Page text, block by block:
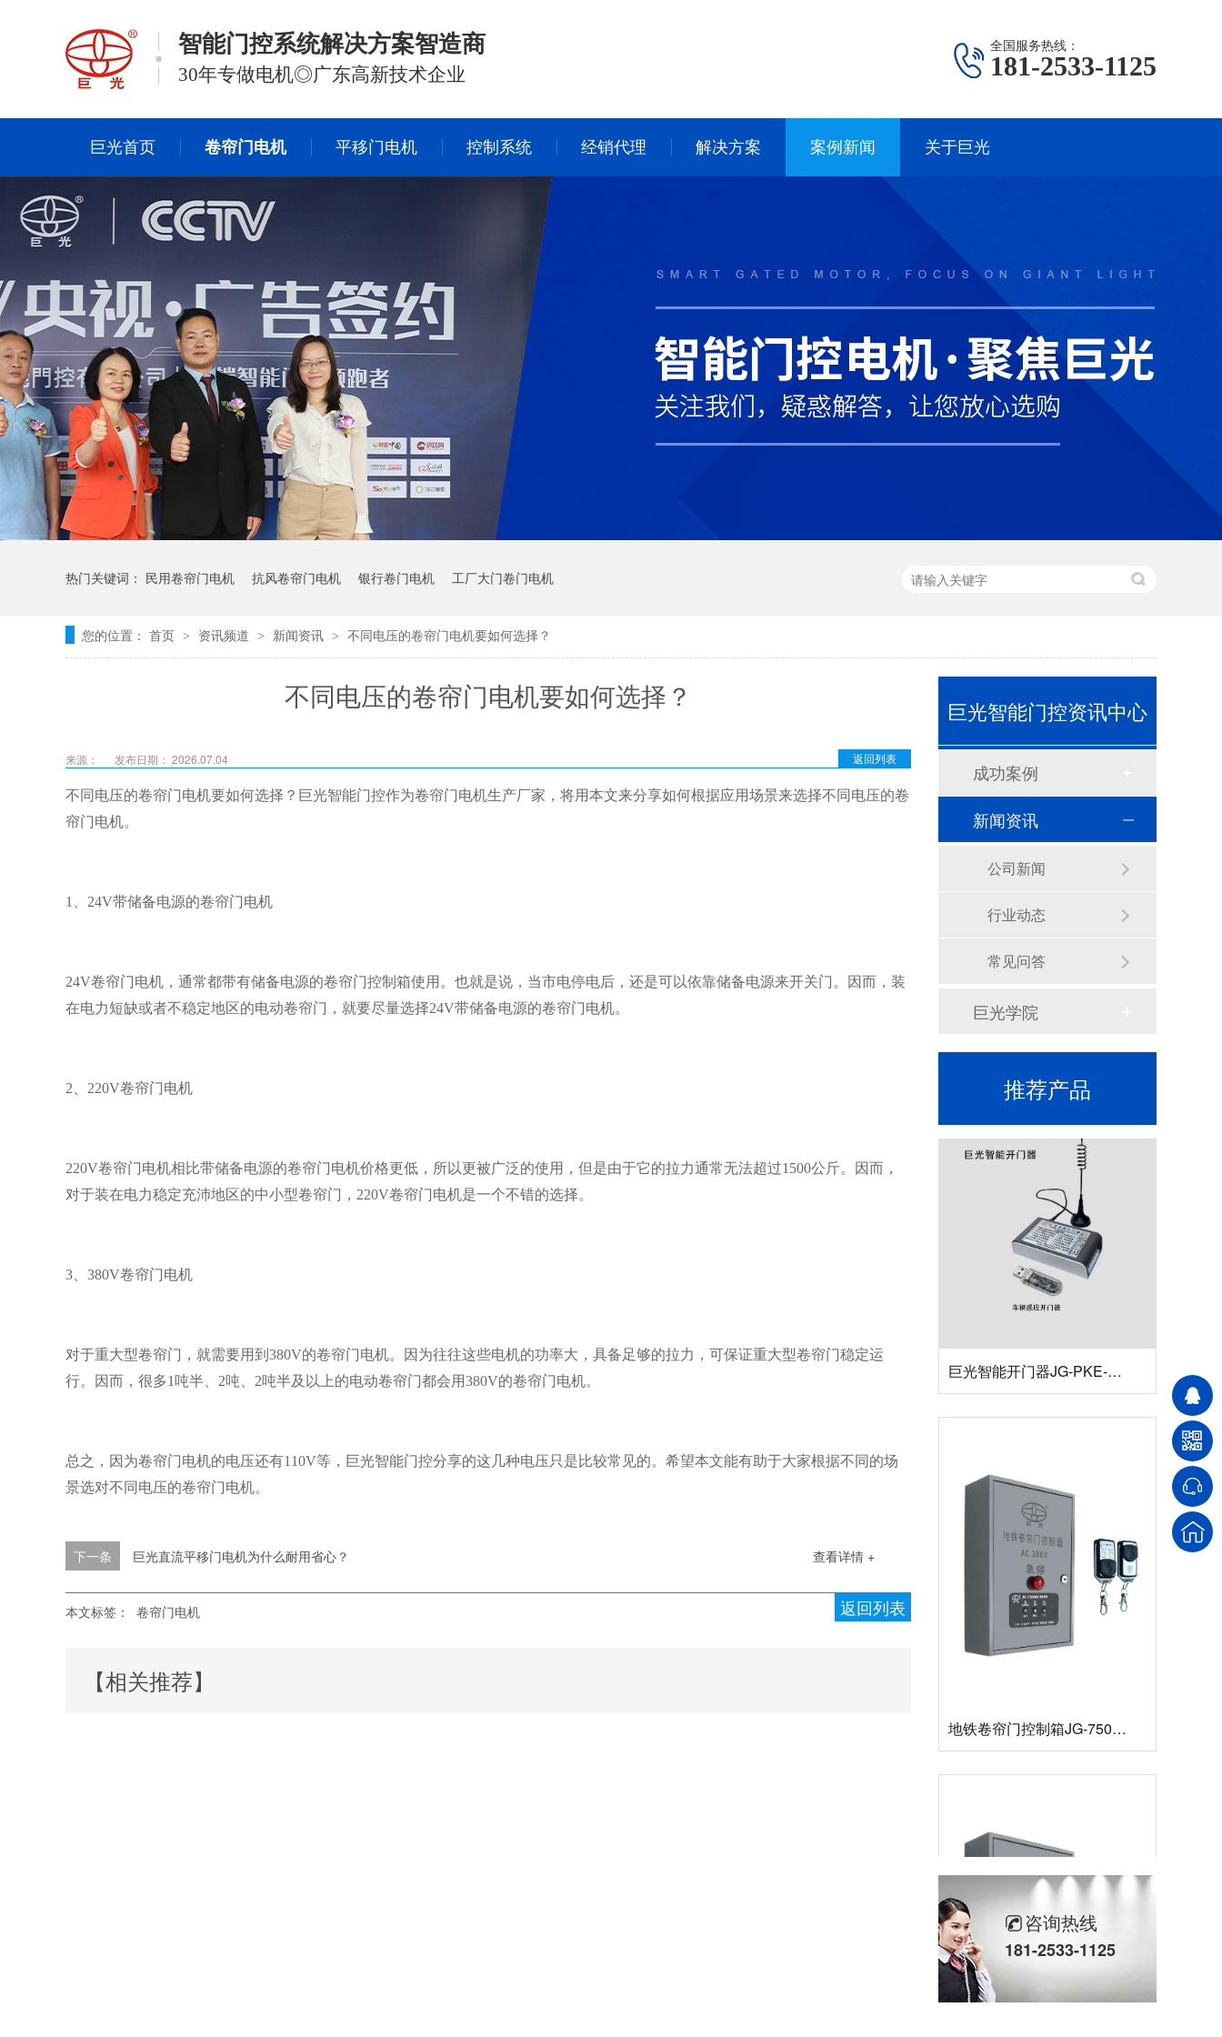
智能门控系统解决方案智造商
30年专做电机◎广东高新技术企业
全国服务热线：
181-2533-1125
巨光首页 卷帘门电机 平移门电机 控制系统 经销代理 解决方案 案例新闻 关于巨光
热门关键词： 民用卷帘门电机 抗风卷帘门电机 银行卷门电机 工厂大门卷门电机
您的位置： 首页 > 资讯频道 > 新闻资讯 > 不同电压的卷帘门电机要如何选择？
不同电压的卷帘门电机要如何选择？
返回列表
来源： 发布日期： 2026.07.04
不同电压的卷帘门电机要如何选择？巨光智能门控作为卷帘门电机生产厂家，将用本文来分享如何根据应用场景来选择不同电压的卷
帘门电机。
1、24V带储备电源的卷帘门电机
24V卷帘门电机，通常都带有储备电源的卷帘门控制箱使用。也就是说，当市电停电后，还是可以依靠储备电源来开关门。因而，装
在电力短缺或者不稳定地区的电动卷帘门，就要尽量选择24V带储备电源的卷帘门电机。
2、220V卷帘门电机
220V卷帘门电机相比带储备电源的卷帘门电机价格更低，所以更被广泛的使用，但是由于它的拉力通常无法超过1500公斤。因而，
对于装在电力稳定充沛地区的中小型卷帘门，220V卷帘门电机是一个不错的选择。
3、380V卷帘门电机
对于重大型卷帘门，就需要用到380V的卷帘门电机。因为往往这些电机的功率大，具备足够的拉力，可保证重大型卷帘门稳定运
行。因而，很多1吨半、2吨、2吨半及以上的电动卷帘门都会用380V的卷帘门电机。
总之，因为卷帘门电机的电压还有110V等，巨光智能门控分享的这几种电压只是比较常见的。希望本文能有助于大家根据不同的场
景选对不同电压的卷帘门电机。
查看详情 +
下一条 巨光直流平移门电机为什么耐用省心？
返回列表
本文标签： 卷帘门电机
【相关推荐】
巨光智能门控资讯中心
成功案例
新闻资讯
公司新闻
行业动态
常见问答
巨光学院
推荐产品
咨询热线
181-2533-1125